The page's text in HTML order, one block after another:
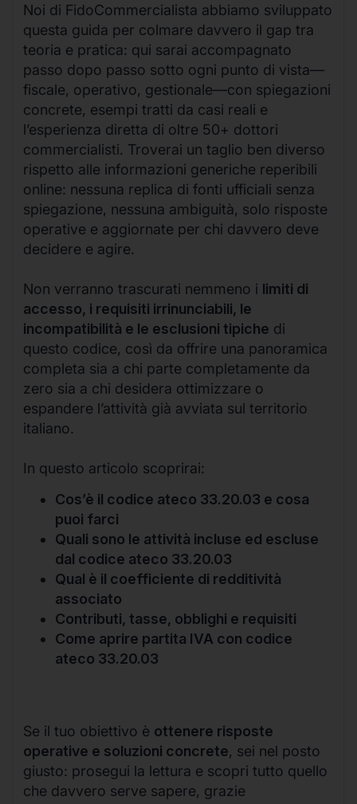
Noi di FidoCommercialista abbiamo sviluppato
questa guida per colmare davvero il gap tra
teoria e pratica: qui sarai accompagnato
passo dopo passo sotto ogni punto di vista—
fiscale, operativo, gestionale—con spiegazioni
concrete, esempi tratti da casi reali e
l’esperienza diretta di oltre 50+ dottori
commercialisti. Troverai un taglio ben diverso
rispetto alle informazioni generiche reperibili
online: nessuna replica di fonti ufficiali senza
spiegazione, nessuna ambiguità, solo risposte
operative e aggiornate per chi davvero deve
decidere e agire.
Non verranno trascurati nemmeno i limiti di
accesso, i requisiti irrinunciabili, le
incompatibilità e le esclusioni tipiche di
questo codice, così da offrire una panoramica
completa sia a chi parte completamente da
zero sia a chi desidera ottimizzare o
espandere l’attività già avviata sul territorio
italiano.
In questo articolo scoprirai:
Cos’è il codice ateco 33.20.03 e cosa
puoi farci
Quali sono le attività incluse ed escluse
dal codice ateco 33.20.03
Qual è il coefficiente di redditività
associato
Contributi, tasse, obblighi e requisiti
Come aprire partita IVA con codice
ateco 33.20.03
Se il tuo obiettivo è ottenere risposte
operative e soluzioni concrete, sei nel posto
giusto: prosegui la lettura e scopri tutto quello
che davvero serve sapere, grazie